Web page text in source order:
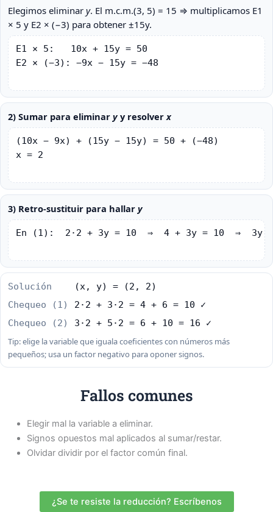
Elegimos eliminar y. El m.c.m.(3, 5) = 15 ⇒ multiplicamos E1
× 5 y E2 × (−3) para obtener ±15y.
E1 × 5:   10x + 15y = 50
E2 × (−3): −9x − 15y = −48
2) Sumar para eliminar y y resolverx
(10x − 9x) + (15y − 15y) = 50 + (−48)
x = 2
3) Retro-sustituir para hallar y
En (1):  2·2 + 3y = 10  ⇒  4 + 3y = 10  ⇒  3y
Solución
(x, y) = (2, 2)
Chequeo (1)
2·2 + 3·2 = 4 + 6 = 10 ✓
Chequeo (2)
3·2 + 5·2 = 6 + 10 = 16 ✓
Tip: elige la variable que iguala coeficientes con números más
pequeños; usa un factor negativo para oponer signos.
Fallos comunes
Elegir mal la variable a eliminar.
Signos opuestos mal aplicados al sumar/restar.
Olvidar dividir por el factor común final.
¿Se te resiste la reducción? Escríbenos